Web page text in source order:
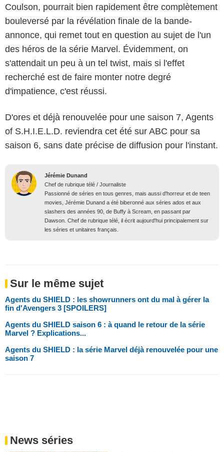
Coulson, pourrait bien rapidement être complètement
bouleversé par la révélation finale de la bande-
annonce, qui remet tout en question au sujet de l'un
des héros de la série Marvel. Évidemment, on
s'attendait un peu à un tel twist, mais si l'effet
recherché est de faire monter notre degré
d'impatience, c'est réussi.
D'ores et déjà renouvelée pour une saison 7, Agents
of S.H.I.E.L.D. reviendra cet été sur ABC pour sa
saison 6, sans date précise de diffusion pour l'instant.
Jérémie Dunand
Chef de rubrique télé / Journaliste
Passionné de séries en tous genres, mais aussi d'horreur et de teen
movies, Jérémie Dunand a été biberonné aux séries ados et aux
slashers des années 90, de Buffy à Scream, en passant par
Dawson. Chef de rubrique télé, il écrit aujourd'hui principalement sur
les séries et unitaires français.
Sur le même sujet
Agents du SHIELD : les showrunners ont du mal à gérer la
fin d'Avengers 3 [SPOILERS]
Agents du SHIELD saison 6 : à quand le retour de la série
Marvel ? Explications...
Agents du SHIELD : la série Marvel déjà renouvelée pour une
saison 7
News séries